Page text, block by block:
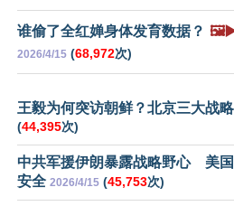
谁偷了全红婵身体发育数据？
2026/4/15 (68,972次)
王毅为何突访朝鲜？北京三大战
(44,395次)
中共军援伊朗暴露战略野心 美
安全 2026/4/15 (45,753次)